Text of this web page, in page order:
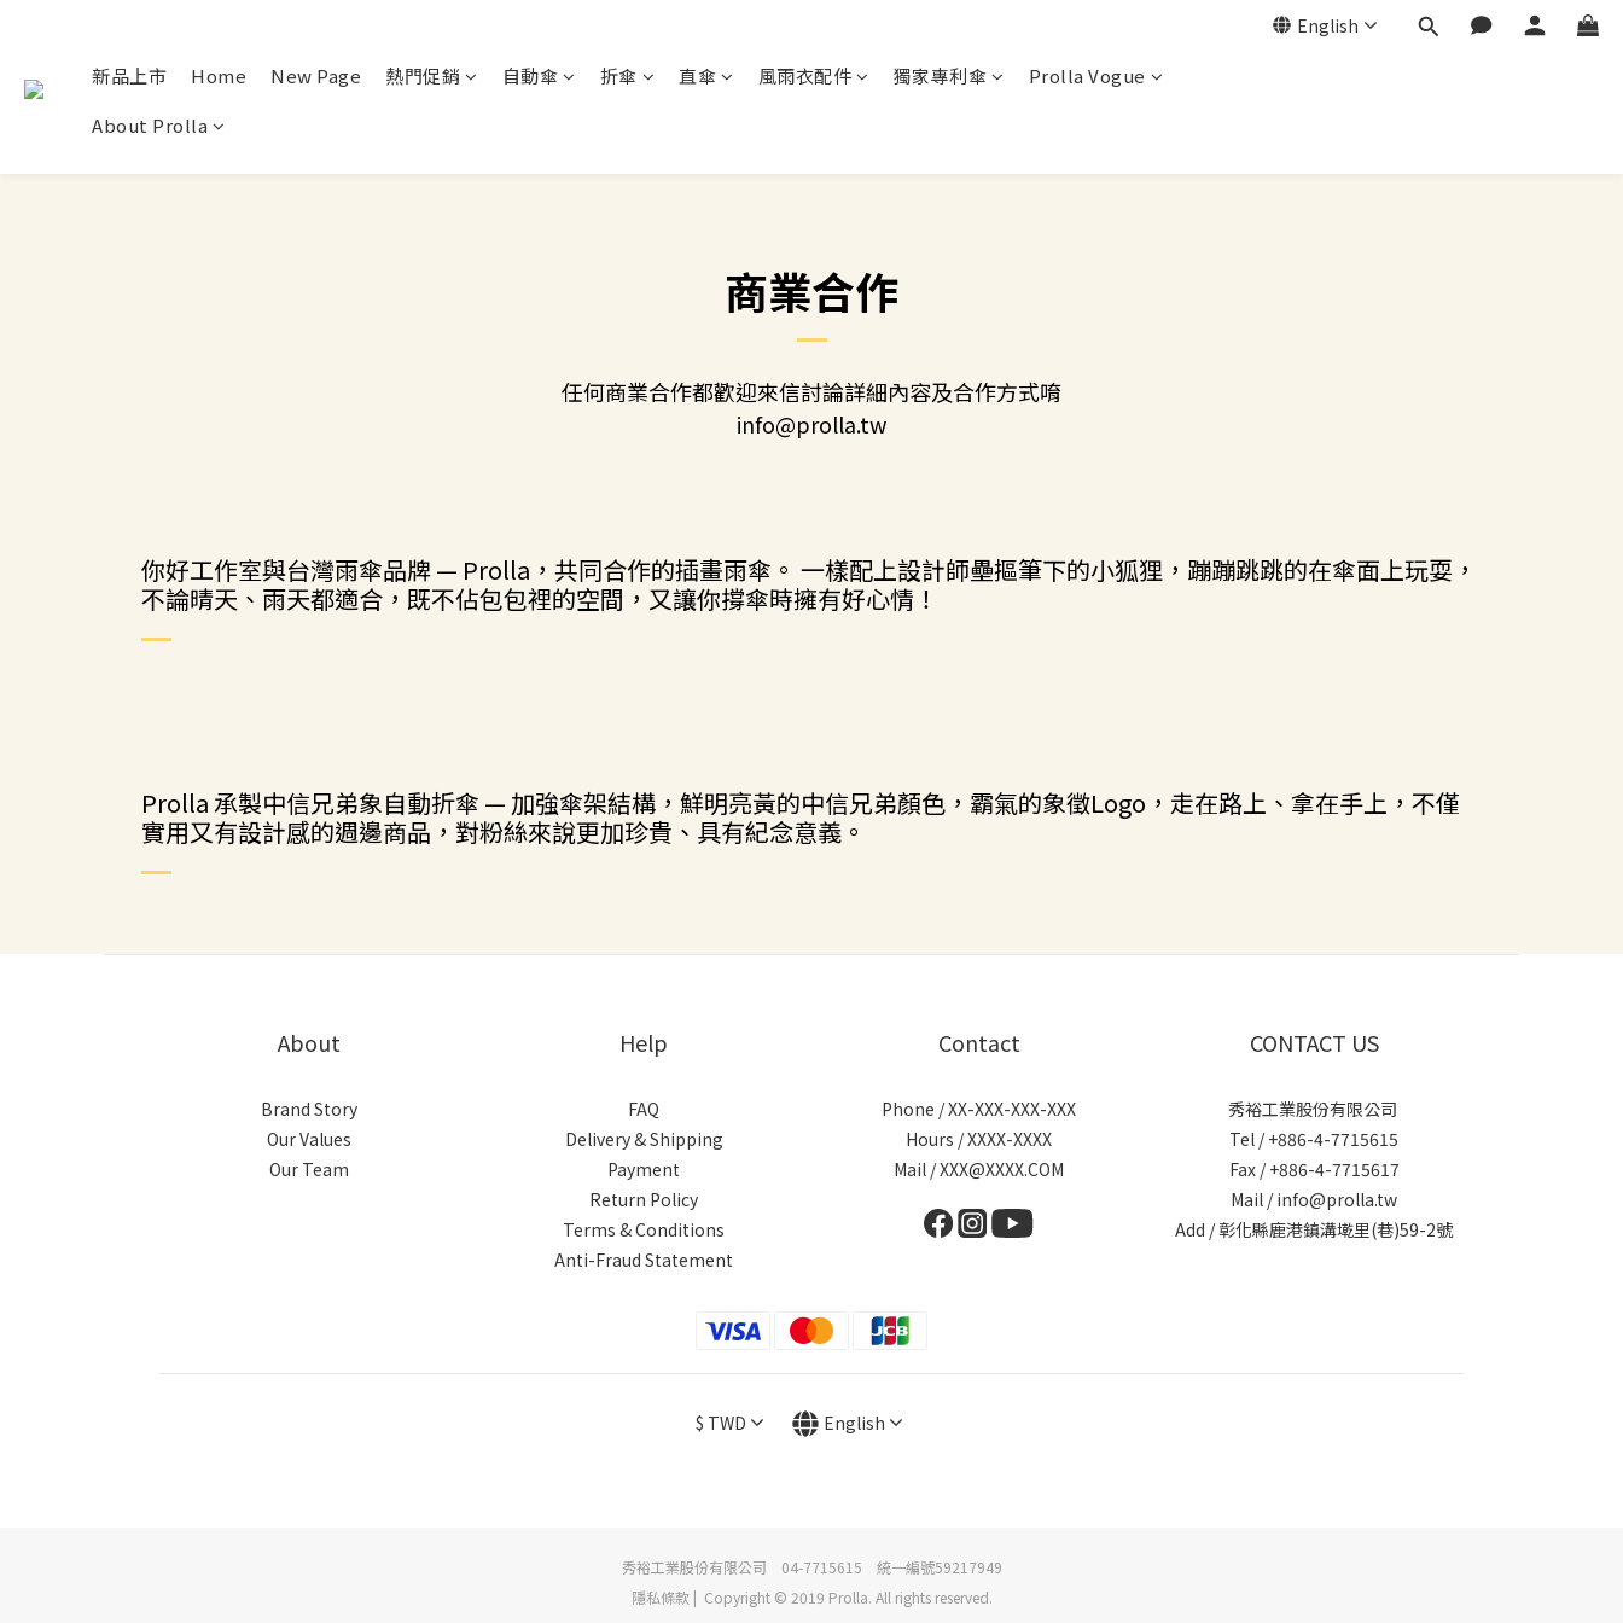
English
新品上市 Home New Page 熱門促銷 自動傘 折傘 直傘 風雨衣配件 獨家專利傘
Prolla Vogue
About Prolla
商業合作
任何商業合作都歡迎來信討論詳細內容及合作方式唷
info@prolla.tw
你好工作室與台灣雨傘品牌 — Prolla，共同合作的插畫雨傘。 一樣配上設計師壘摳筆下的小狐狸，蹦蹦跳跳的在傘面上玩耍，
不論晴天、雨天都適合，既不佔包包裡的空間，又讓你撐傘時擁有好心情！
Prolla 承製中信兄弟象自動折傘 — 加強傘架結構，鮮明亮黃的中信兄弟顏色，霸氣的象徵Logo，走在路上、拿在手上，不僅
實用又有設計感的週邊商品，對粉絲來說更加珍貴、具有紀念意義。
About
Brand Story
Our Values
Our Team
Help
FAQ
Delivery & Shipping
Payment
Return Policy
Terms & Conditions
Anti-Fraud Statement
Contact
Phone / XX-XXX-XXX-XXX
Hours / XXXX-XXXX
Mail / XXX@XXXX.COM
CONTACT US
秀裕工業股份有限公司
Tel / +886-4-7715615
Fax / +886-4-7715617
Mail / info@prolla.tw
Add / 彰化縣鹿港鎮溝墘里(巷)59-2號
$ TWD English
秀裕工業股份有限公司 04-7715615 統一編號59217949
隱私條款 | Copyright © 2019 Prolla. All rights reserved.